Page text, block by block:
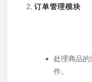
订单管理模块
处理商品的
作。